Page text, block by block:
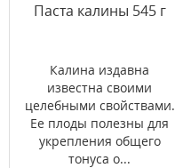
Паста калины 545 г
Калина издавна
известна своими
целебными свойствами.
Ее плоды полезны для
укрепления общего
тонуса о...